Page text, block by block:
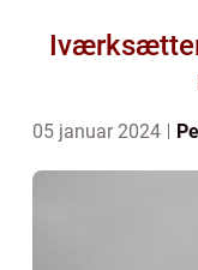
05 januar 2024